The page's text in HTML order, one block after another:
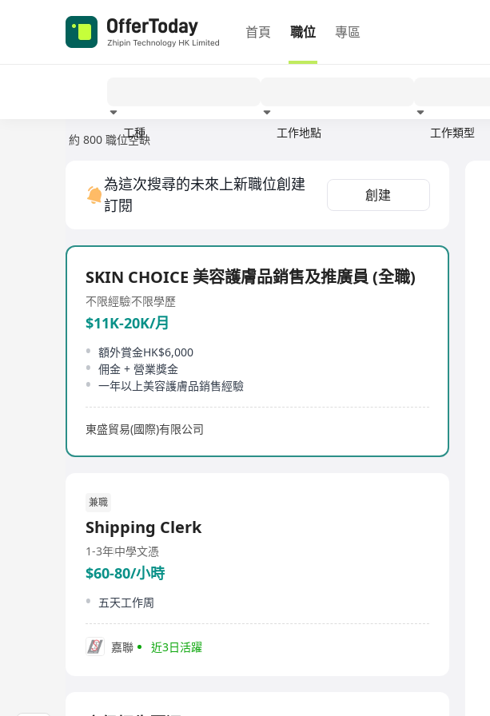
首頁 職位 專區
工種 工作地點 工作類型
約 800 職位空缺
為這次搜尋的未來上新職位創建
訂閱
創建
SKIN CHOICE 美容護膚品銷售及推廣員 (全職)
不限經驗不限學歷
$11K-20K/月
額外賞金HK$6,000
佣金 + 營業獎金
一年以上美容護膚品銷售經驗
東盛貿易(國際)有限公司
兼職
Shipping Clerk
1-3年中學文憑
$60-80/小時
五天工作周
嘉聯 近3日活躍